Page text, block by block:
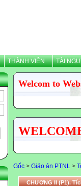
THÀNH VIÊN TÀI
Welcom to
Gốc > Giáo án PTNL >
CHƯƠNG II (P1).